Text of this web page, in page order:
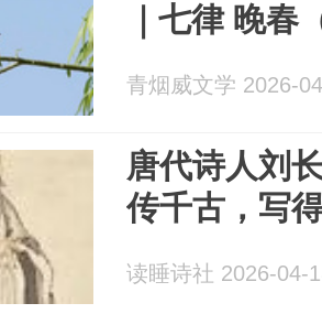
｜七律 晚春
青烟威文学 2026-
唐代诗人刘
传千古，写
读睡诗社 2026-04-